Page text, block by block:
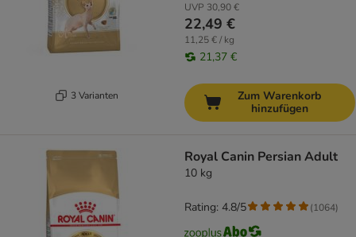
3 Varianten
UVP 30,90 €
22,49 €
11,25 € / kg
21,37 €
Zum Warenkorb
hinzufügen
Royal Canin Persian Adult
10 kg
Rating: 4.8/5 (1064)